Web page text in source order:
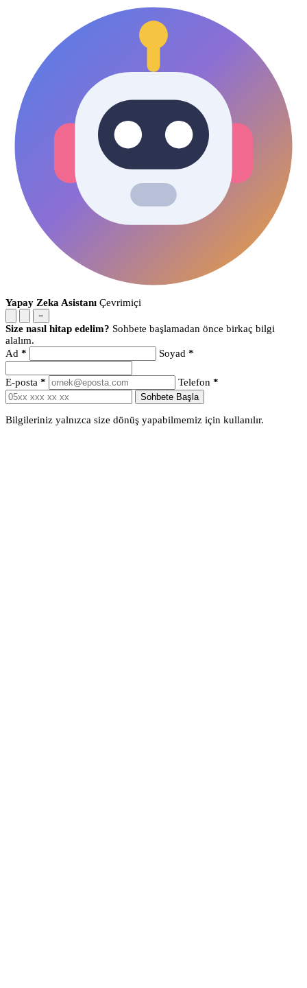
Yapay Zeka Asistanı Çevrimiçi
−
Size nasıl hitap edelim? Sohbete başlamadan önce birkaç bilgi
alalım.
Ad * Soyad *
E-posta * Telefon *
Sohbete Başla
Bilgileriniz yalnızca size dönüş yapabilmemiz için kullanılır.